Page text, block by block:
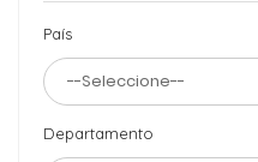
País
Departamento